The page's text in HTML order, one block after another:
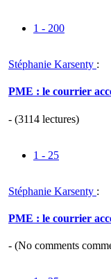
1 - 200
Stéphanie Karsenty :
PME : le courrier
- (3114 lectures)
1 - 25
Stéphanie Karsenty :
PME : le courrier
- (No comments